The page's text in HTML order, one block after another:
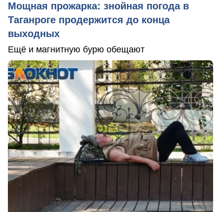
Мощная прожарка: знойная погода в
Таганроге продержится до конца
выходных
Ещё и магнитную бурю обещают